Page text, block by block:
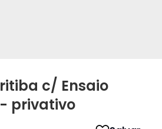
c/ Ensaio
privativo